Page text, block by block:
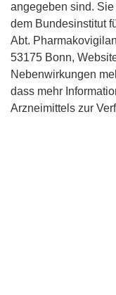
angegeben sind.
dem Bundesinstitut
Abt.
53175 Bonn,
Nebenwirkungen
dass mehr
Arzneimittels zur